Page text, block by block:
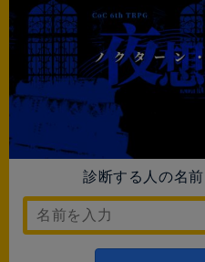
診断する人の名